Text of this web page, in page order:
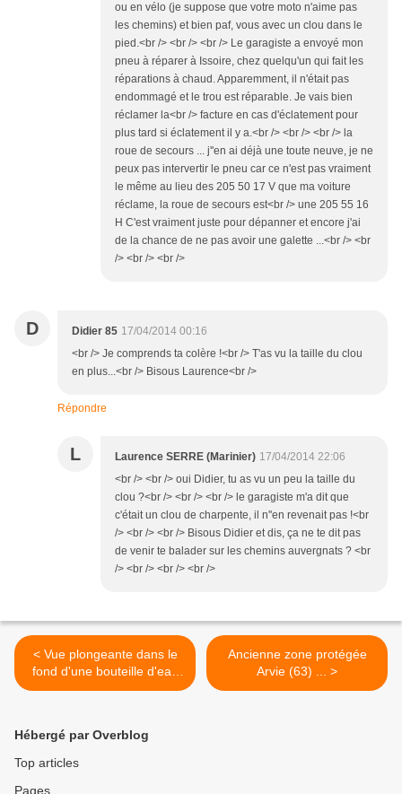
ou en vélo (je suppose que votre moto n'aime pas
les chemins) et bien paf, vous avec un clou dans le
pied.<br /> <br /> <br /> Le garagiste a envoyé mon
pneu à réparer à Issoire, chez quelqu'un qui fait les
réparations à chaud. Apparemment, il n'était pas
endommagé et le trou est réparable. Je vais bien
réclamer la<br /> facture en cas d'éclatement pour
plus tard si éclatement il y a.<br /> <br /> <br /> la
roue de secours ... j''en ai déjà une toute neuve, je ne
peux pas intervertir le pneu car ce n'est pas vraiment
le même au lieu des 205 50 17 V que ma voiture
réclame, la roue de secours est<br /> une 205 55 16
H C'est vraiment juste pour dépanner et encore j'ai
de la chance de ne pas avoir une galette ...<br /> <br
/> <br /> <br />
D Didier 85 17/04/2014 00:16
<br /> Je comprends ta colère !<br /> T'as vu la taille du clou
en plus...<br /> Bisous Laurence<br />
Répondre
L Laurence SERRE (Marinier) 17/04/2014 22:06
<br /> <br /> oui Didier, tu as vu un peu la taille du
clou ?<br /> <br /> <br /> le garagiste m'a dit que
c'était un clou de charpente, il n''en revenait pas !<br
/> <br /> <br /> Bisous Didier et dis, ça ne te dit pas
de venir te balader sur les chemins auvergnats ? <br
/> <br /> <br /> <br />
< Vue plongeante dans le
fond d'une bouteille d'eau
...
Ancienne zone protégée
Arvie (63) ... >
Hébergé par Overblog
Top articles
Pages